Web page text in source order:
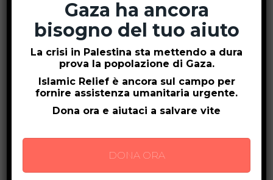
Gaza ha ancora
bisogno del tuo aiuto
La crisi in Palestina sta mettendo a dura
prova la popolazione di Gaza.
Islamic Relief è ancora sul campo per
fornire assistenza umanitaria urgente.
Dona ora e aiutaci a salvare vite
DONA ORA